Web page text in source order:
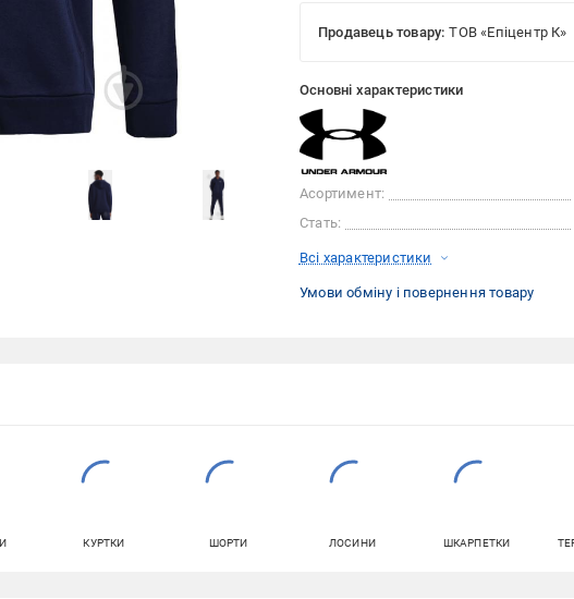
Продавець товару: ТОВ «Епіцентр К»
Основні характеристики
Асортимент:
Стать:
Всі характеристики
Умови обміну і повернення товару
КУРТКИ ШОРТИ ЛОСИНИ ШКАРПЕТКИ